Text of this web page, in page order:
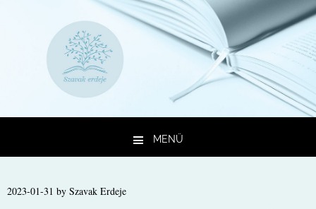
MENÜ
2023-01-31 by Szavak Erdeje